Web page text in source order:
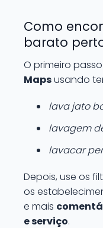
Como
barato
O primeiro
Mapsusando
lava jato
lavagem
lavacar
Depois, use os
os
e mais
e serviço.